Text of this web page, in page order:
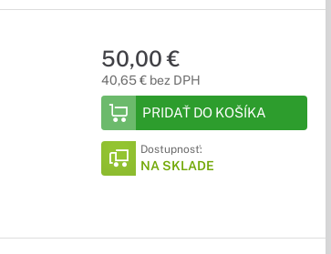
50,00 €
40,65 € bez DPH
PRIDAŤ DO KOŠÍKA
Dostupnosť:
NA SKLADE